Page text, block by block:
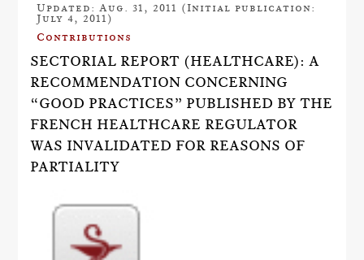
Updated: Aug. 31, 2011 (Initial publication:
July 4, 2011)
Contributions
SECTORIAL REPORT (HEALTHCARE): A
RECOMMENDATION CONCERNING
“GOOD PRACTICES” PUBLISHED BY THE
FRENCH HEALTHCARE REGULATOR
WAS INVALIDATED FOR REASONS OF
PARTIALITY